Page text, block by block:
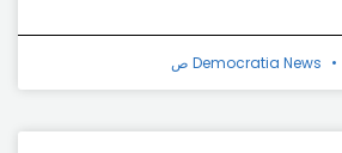
Democratia News